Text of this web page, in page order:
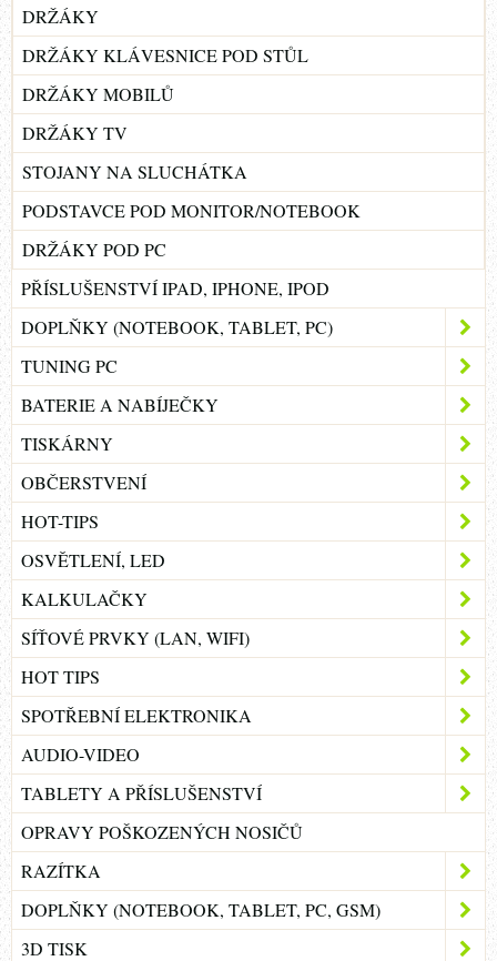
DRŽÁKY
DRŽÁKY KLÁVESNICE POD STŮL
DRŽÁKY MOBILŮ
DRŽÁKY TV
STOJANY NA SLUCHÁTKA
PODSTAVCE POD MONITOR/NOTEBOOK
DRŽÁKY POD PC
PŘÍSLUŠENSTVÍ IPAD, IPHONE, IPOD
DOPLŇKY (NOTEBOOK, TABLET, PC)
TUNING PC
BATERIE A NABÍJEČKY
TISKÁRNY
OBČERSTVENÍ
HOT-TIPS
OSVĚTLENÍ, LED
KALKULAČKY
SÍŤOVÉ PRVKY (LAN, WIFI)
HOT TIPS
SPOTŘEBNÍ ELEKTRONIKA
AUDIO-VIDEO
TABLETY A PŘÍSLUŠENSTVÍ
OPRAVY POŠKOZENÝCH NOSIČŮ
RAZÍTKA
DOPLŇKY (NOTEBOOK, TABLET, PC, GSM)
3D TISK